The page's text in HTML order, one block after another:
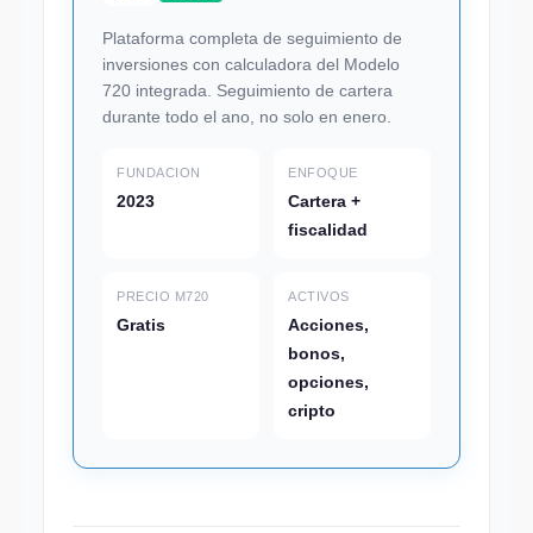
Plataforma completa de seguimiento de
inversiones con calculadora del Modelo
720 integrada. Seguimiento de cartera
durante todo el ano, no solo en enero.
FUNDACION
2023
ENFOQUE
Cartera +
fiscalidad
PRECIO M720
Gratis
ACTIVOS
Acciones,
bonos,
opciones,
cripto